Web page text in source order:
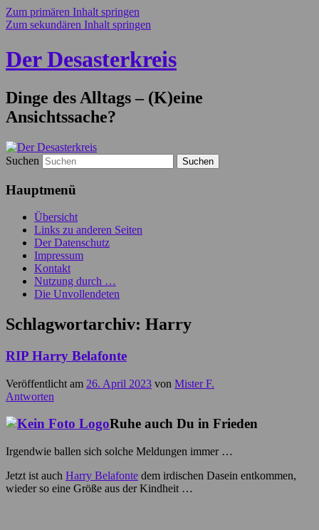
Zum primären Inhalt springen
Zum sekundären Inhalt springen
Der Desasterkreis
Dinge des Alltags – (K)eine
Ansichtssache?
Suchen
Hauptmenü
Übersicht
Links zu anderen Seiten
Der Datenschutz
Impressum
Kontakt
Nutzung durch …
Die Unvollendeten
Schlagwortarchiv: Harry
RIP Harry Belafonte
Veröffentlicht am 26. April 2023 von Mister F.
Antworten
Ruhe auch Du in Frieden
Irgendwie ballen sich solche Meldungen immer …
Jetzt ist auch Harry Belafonte dem irdischen Dasein entkommen,
wieder so eine Größe aus der Kindheit …